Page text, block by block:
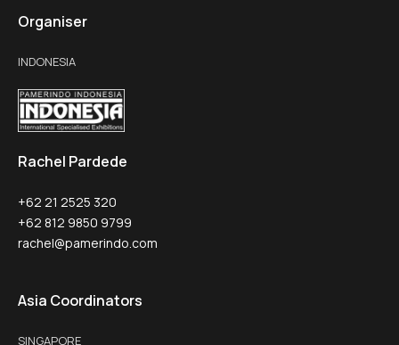
Organiser
INDONESIA
Rachel Pardede
+62 21 2525 320
+62 812 9850 9799
rachel@pamerindo.com
Asia Coordinators
SINGAPORE